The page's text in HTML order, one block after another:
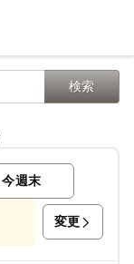
今週末
変更